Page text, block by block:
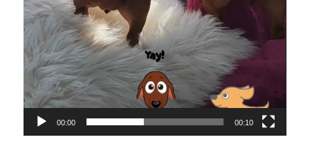
00:00 00:10